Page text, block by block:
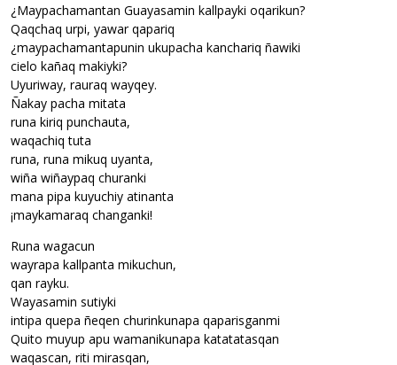
¿Maypachamantan Guayasamin kallpayki oqarikun?
Qaqchaq urpi, yawar qapariq
¿maypachamantapunin ukupacha kanchariq ñawiki
cielo kañaq makiyki?
Uyuriway, rauraq wayqey.
Ñakay pacha mitata
runa kiriq punchauta,
waqachiq tuta
runa, runa mikuq uyanta,
wiña wiñaypaq churanki
mana pipa kuyuchiy atinanta
¡maykamaraq changanki!
Runa wagacun
wayrapa kallpanta mikuchun,
qan rayku.
Wayasamin sutiyki
intipa quepa ñeqen churinkunapa qaparisganmi
Quito muyup apu wamanikunapa katatatasqan
waqascan, riti mirasqan,